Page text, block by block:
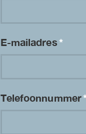
E-mailadres*
Telefoonnummer